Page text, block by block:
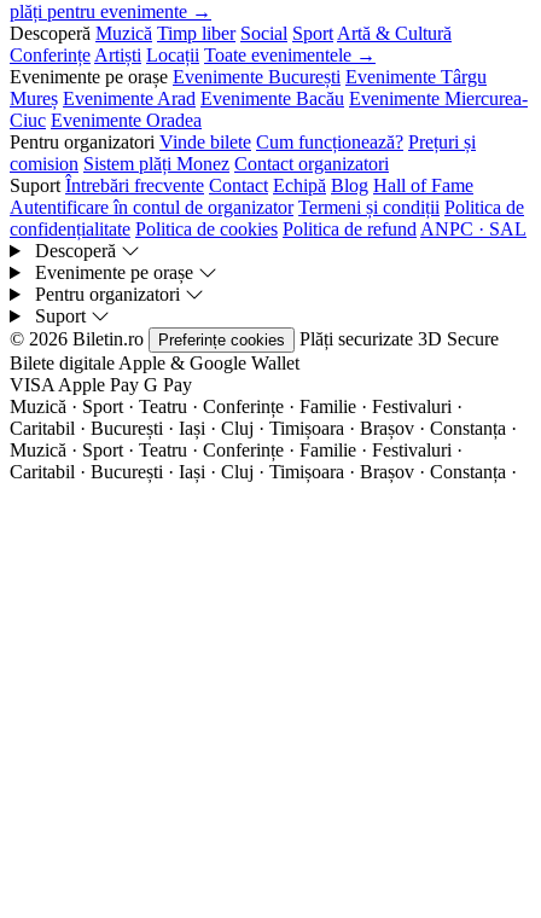
plăți pentru evenimente →
Descoperă Muzică Timp liber Social Sport Artă & Cultură
Conferințe Artiști Locații Toate evenimentele →
Evenimente pe orașe Evenimente București Evenimente Târgu
Mureș Evenimente Arad Evenimente Bacău Evenimente Miercurea-
Ciuc Evenimente Oradea
Pentru organizatori Vinde bilete Cum funcționează? Prețuri și
comision Sistem plăți Monez Contact organizatori
Suport Întrebări frecvente Contact Echipă Blog Hall of Fame
Autentificare în contul de organizator Termeni și condiții Politica de
confidențialitate Politica de cookies Politica de refund ANPC · SAL
Descoperă
Evenimente pe orașe
Pentru organizatori
Suport
© 2026 Biletin.ro
Preferințe cookies Plăți securizate 3D Secure
Bilete digitale Apple & Google Wallet
VISA Apple Pay G Pay
Muzică · Sport · Teatru · Conferințe · Familie · Festivaluri ·
Caritabil · București · Iași · Cluj · Timișoara · Brașov · Constanța ·
Muzică · Sport · Teatru · Conferințe · Familie · Festivaluri ·
Caritabil · București · Iași · Cluj · Timișoara · Brașov · Constanța ·